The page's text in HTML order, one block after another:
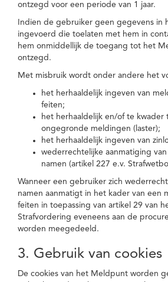
ontzegd voor een periode van 1 jaar.
Indien de gebruiker geen gegevens in
ingevoerd die toelaten met hem in
hem onmiddellijk de toegang tot het
ontzegd.
Met misbruik wordt onder andere het
het herhaaldelijk ingeven van
feiten;
het herhaaldelijk en/of te kwader
ongegronde meldingen (laster);
het herhaaldelijk ingeven van
wederrechtelijke aanmatiging
namen (artikel 227 e.v.
Wanneer een gebruiker zich
namen aanmatigt in het kader van een
feiten in toepassing van artikel 29 van
Strafvordering eveneens aan de
worden meegedeeld.
3. Gebruik van cookies
De cookies van het Meldpunt worden